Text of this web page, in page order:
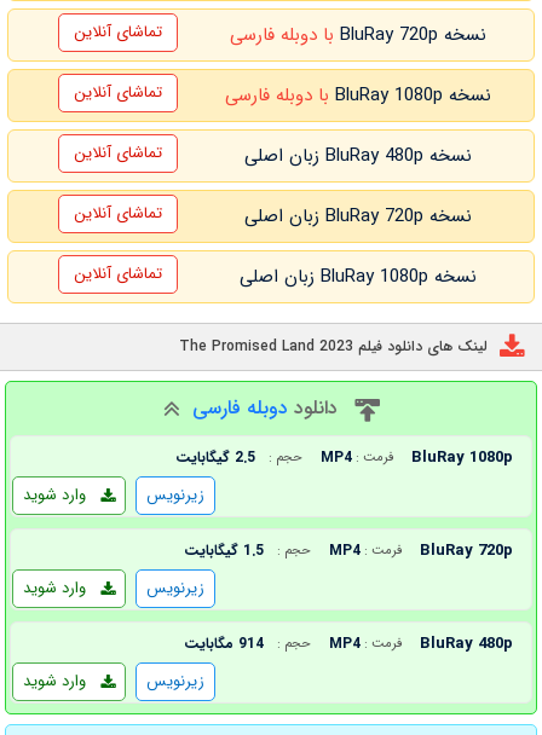
نسخه BluRay 720p با دوبله فارسی تماشای آنلاین
نسخه BluRay 1080p با دوبله فارسی تماشای آنلاین
نسخه BluRay 480p زبان اصلی تماشای آنلاین
نسخه BluRay 720p زبان اصلی تماشای آنلاین
نسخه BluRay 1080p زبان اصلی تماشای آنلاین
لینک های دانلود فیلم The Promised Land 2023
دانلود دوبله فارسی
BluRay 1080p فرمت : MP4 حجم : 2.5 گیگابایت
وارد شوید زیرنویس
BluRay 720p فرمت : MP4 حجم : 1.5 گیگابایت
وارد شوید زیرنویس
BluRay 480p فرمت : MP4 حجم : 914 مگابایت
وارد شوید زیرنویس